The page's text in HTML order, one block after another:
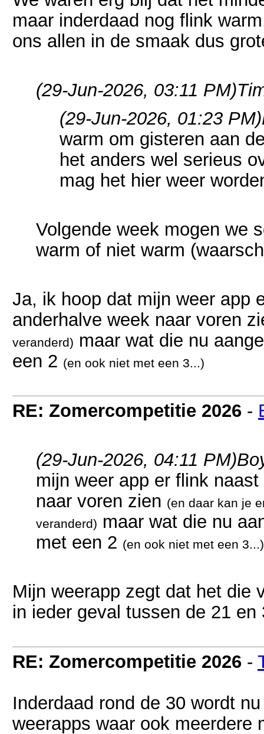
maar inderdaad nog flink
ons allen in de smaak dus
(29-Jun-2026, 03:11 PM)
(29-Jun-2026, 01:23 PM)
warm om gisteren aan
het anders wel serieus
mag het hier weer
Volgende week mogen we
warm of niet warm
Ja, ik hoop dat mijn weer app
anderhalve week naar voren
veranderd) maar wat die nu
een 2 (en ook niet met een 3...)
RE: Zomercompetitie 2026 -
(29-Jun-2026, 04:11 PM)
mijn weer app er flink
naar voren zien (en daar kan je
veranderd) maar wat die nu
met een 2 (en ook niet met een 3...)
Mijn weerapp zegt dat het die
in ieder geval tussen de 21 en
RE: Zomercompetitie 2026 -
Inderdaad rond de 30 wordt
weerapps waar ook